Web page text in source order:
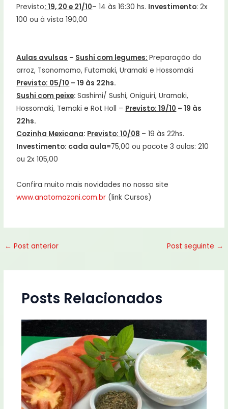
Previsto: 19, 20 e 21/10– 14 às 16:30 hs. Investimento: 2x
100 ou à vista 190,00
Aulas avulsas – Sushi com legumes: Preparação do
arroz, Tsonomomo, Futomaki, Uramaki e Hossomaki
Previsto: 05/10 – 19 às 22hs.
Sushi com peixe:Sashimi/ Sushi, Oniguiri, Uramaki,
Hossomaki, Temaki e Rot Holl – Previsto: 19/10 – 19 às
22hs.
Cozinha Mexicana: Previsto: 10/08 – 19 às 22hs.
Investimento: cada aula=75,00 ou pacote 3 aulas: 210
ou 2x 105,00
Confira muito mais novidades no nosso site
www.anatomazoni.com.br (link Cursos)
← Post anterior Post seguinte →
Posts Relacionados